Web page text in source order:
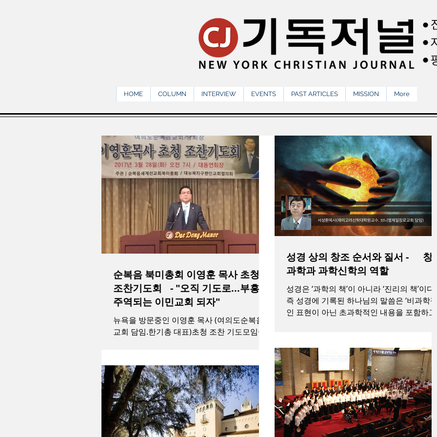
HOME COLUMN INTERVIEW EVENTS PAST ARTICLES MISSION More
순복음 북미총회 이영훈 목사 초청
조찬기도회 - "오직 기도로...부흥의
주역되는 이민교회 되자"
뉴욕을 방문중인 이영훈 목사 (여의도순복음
교회 담임.한기총 대표)초청 조찬 기도모임이
북미총회와 뉴욕교회협의회 공동 주관으로 마
련된 이날 조찬기도회에는...
성경 상의 창조 순서와 질서 - 창조
과학과 과학신학의 역할
성경은 ‘과학의 책’이 아니라 ‘진리의 책’이다.
즉 성경에 기록된 하나님의 말씀은 ‘비과학적
인 표현이 아닌 초과학적인 내용을 포함하고
위해서 읽어야 한다....